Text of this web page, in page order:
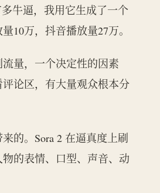
牛逼，我用它生成了一个
10万，抖音播放量27万。
量，一个决定性的因素
论区，有大量观众根本分
的。Sora 2 在逼真度上刷
的表情、口型、声音、动